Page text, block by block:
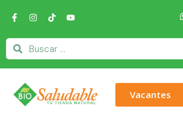
Vacantes